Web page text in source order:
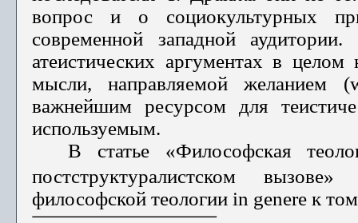
вопрос и о социокультурных
современной западной
атеистических аргу­ментах в
мысли, направляемой желанием
важнейшим ресурсом для
используемым.
В статье «Философская
постструктуралистском
философской теологии in genere к